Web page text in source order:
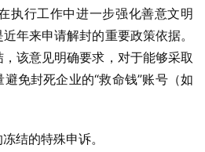
执行工作中进一步强化善意文明
年来申请解封的重要政策依据。
该意见明确要求，对于能够采取
免封死企业的“救命钱”账号（如
结的特殊申诉。